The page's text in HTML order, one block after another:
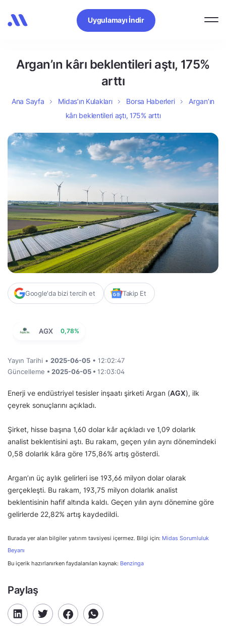
Uygulamayı İndir
Argan’ın kârı beklentileri aştı, 175%
arttı
Ana Sayfa Midas’ın Kulakları Borsa Haberleri
Argan’ın
kârı beklentileri aştı, 175% arttı
Google'da bizi tercih et Takip Et
AGX 0,78%
Yayın Tarihi • 2025-06-05 • 12:02:47
Güncelleme • 2025-06-05 • 12:03:04
Enerji ve endüstriyel tesisler inşaatı şirketi Argan (AGX), ilk
çeyrek sonuçlarını açıkladı.
Şirket, hisse başına 1,60 dolar kâr açıkladı ve 1,09 dolarlık
analist beklentisini aştı. Bu rakam, geçen yılın aynı dönemindeki
0,58 dolarlık kâra göre 175,86% artış gösterdi.
Argan’ın üç aylık gelirleri ise 193,66 milyon dolar olarak
gerçekleşti. Bu rakam, 193,75 milyon dolarlık analist
beklentisinin hafif altında kaldı. Geçen yılın aynı dönemine göre
gelirlerde 22,82% artış kaydedildi.
Burada yer alan bilgiler yatırım tavsiyesi içermez. Bilgi için: Midas Sorumluluk
Beyanı
Bu içerik hazırlanırken faydalanılan kaynak: Benzinga
Paylaş